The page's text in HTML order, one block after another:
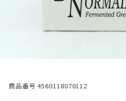
商品番号 4560118070112